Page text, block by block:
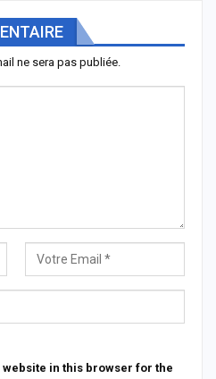
ne sera pas publiée.
in this browser for the